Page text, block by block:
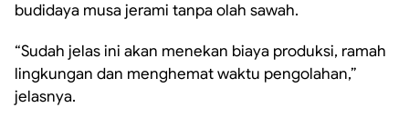
budidaya musa jerami tanpa olah sawah.
“Sudah jelas ini akan menekan biaya produksi, ramah
lingkungan dan menghemat waktu pengolahan,”
jelasnya.